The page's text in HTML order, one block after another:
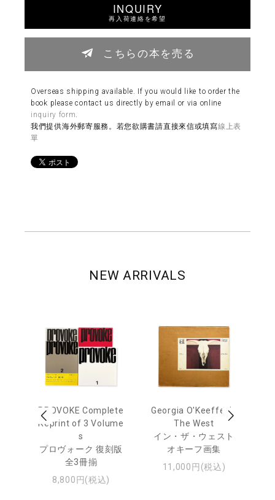
INQUIRY
再入荷連絡を希望
こちらの本を売る
Overseas shipping available. If you would like to order the
book please contact us directly by email or via online
inquiry form
我們提供海外郵寄服務。若您欲購書請直接來信或填寫線上表
單
NEW ARRIVALS
PROVOKE Complete
Reprint of 3 Volume
s
プロヴォーク 復刻版
全3冊揃
8,800円(税込)
Georgia O'Keeffe: In
The West
イン・ザ・ウェスト
オキーフ画集
11,000円(税込)